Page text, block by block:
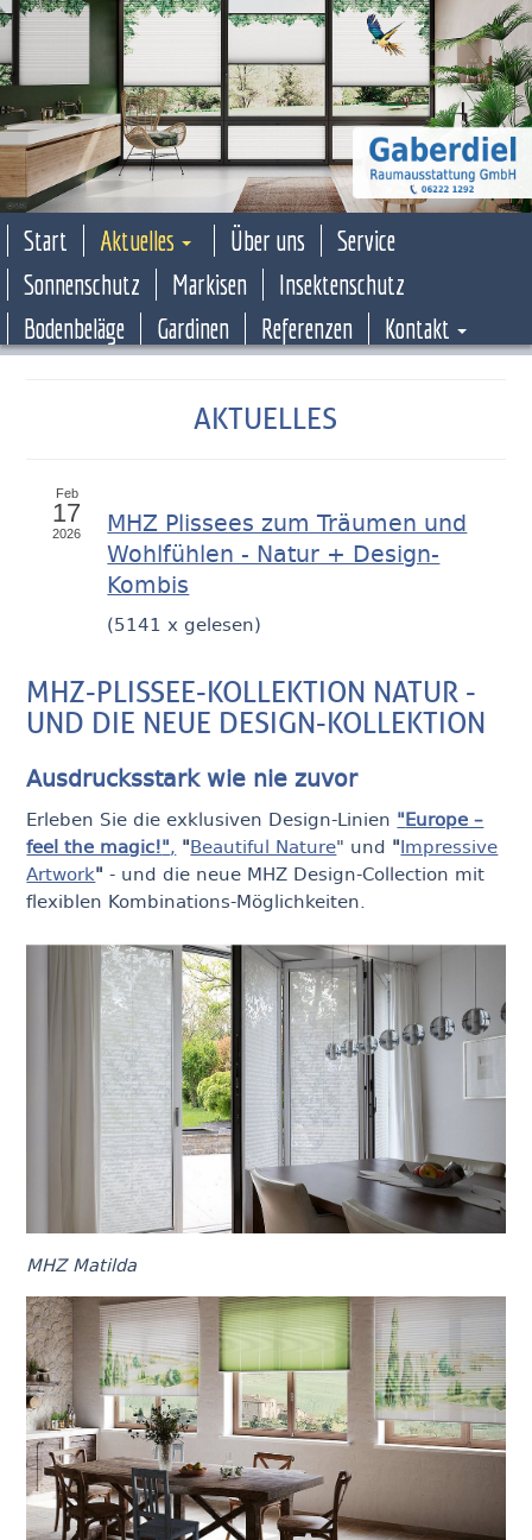
Start Aktuelles Über uns
Service
Sonnenschutz
Markisen
Insektenschutz
Bodenbeläge
Gardinen Referenzen Kontakt
AKTUELLES
MHZ Plissees zum Träumen und
Wohlfühlen - Natur + Design-
Kombis
(5141 x gelesen)
Feb
17
2026
MHZ-PLISSEE-KOLLEKTION NATUR -
UND DIE NEUE DESIGN-KOLLEKTION
Ausdrucksstark wie nie zuvor
Erleben Sie die exklusiven Design-Linien "Europe –
feel the magic!", "Beautiful Nature" und "Impressive
Artwork"- und die neue MHZ Design-Collection mit
flexiblen Kombinations-Möglichkeiten.
MHZ Matilda